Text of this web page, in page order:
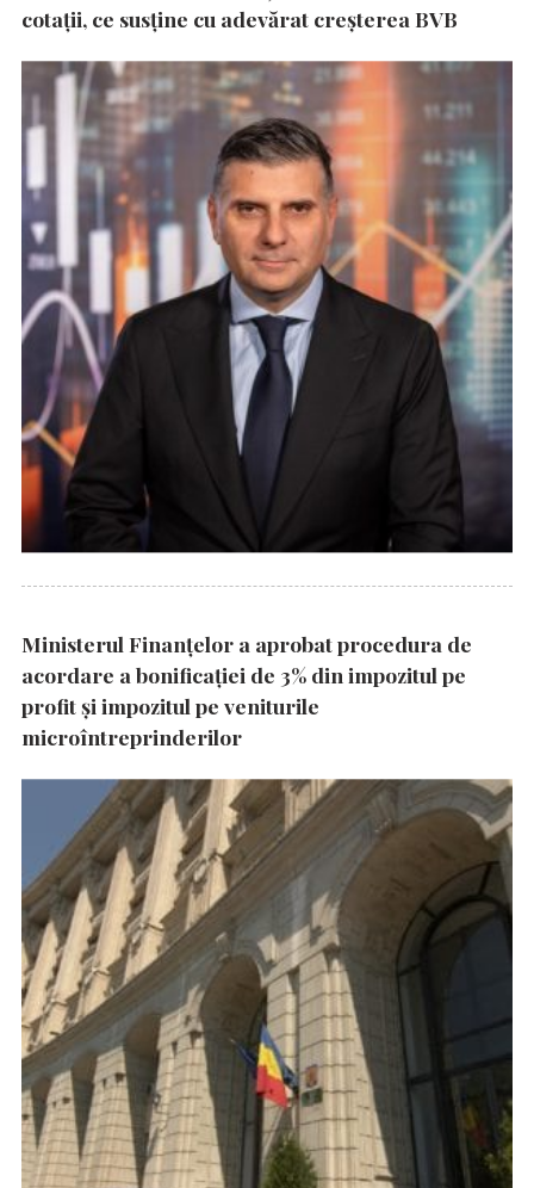
cotații, ce susține cu adevărat creșterea BVB
Ministerul Finanțelor a aprobat procedura de
acordare a bonificației de 3% din impozitul pe
profit și impozitul pe veniturile
microîntreprinderilor